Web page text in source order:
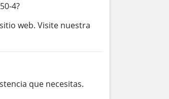
4?
web. Visite nuestra
que necesitas.